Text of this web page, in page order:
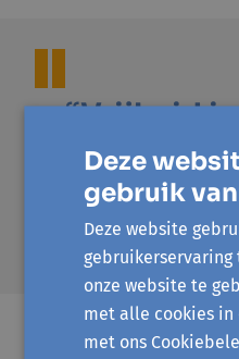
“Vrijheid
absoluut,
met
onze
Patrick
Deze
gebruik
Deze website
gebruikerservaring
onze website te
met alle cookies
met ons